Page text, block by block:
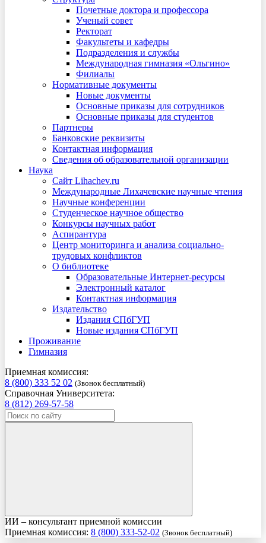
Почетные доктора и профессора
Ученый совет
Ректорат
Факультеты и кафедры
Подразделения и службы
Международная гимназия «Ольгино»
Филиалы
Нормативные документы
Новые документы
Основные приказы для сотрудников
Основные приказы для студентов
Партнеры
Банковские реквизиты
Контактная информация
Сведения об образовательной организации
Наука
Сайт Lihachev.ru
Международные Лихачевские научные чтения
Научные конференции
Студенческое научное общество
Конкурсы научных работ
Аспирантура
Центр мониторинга и анализа социально-
трудовых конфликтов
О библиотеке
Образовательные Интернет-ресурсы
Электронный каталог
Контактная информация
Издательство
Издания СПбГУП
Новые издания СПбГУП
Проживание
Гимназия
Приемная комиссия:
8 (800) 333 52 02 (Звонок бесплатный)
Справочная Университета:
8 (812) 269-57-58
ИИ – консультант приемной комиссии
Приемная комиссия: 8 (800) 333-52-02 (Звонок бесплатный)